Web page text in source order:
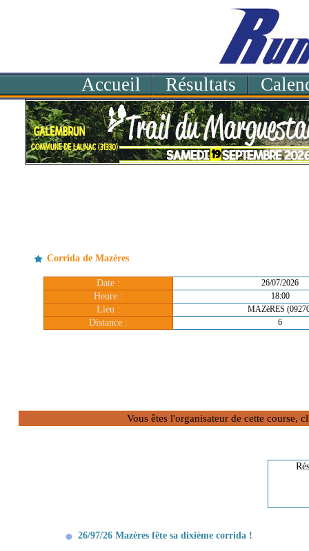
Accueil Résultats
Corrida de Mazéres
Date : 26/07/2026
Heure : 18:00
Lieu : MAZèRES
Distance : 6
Vous êtes l'organisateur de cette course,
26/97/26 Mazères fête sa dixième corrida !